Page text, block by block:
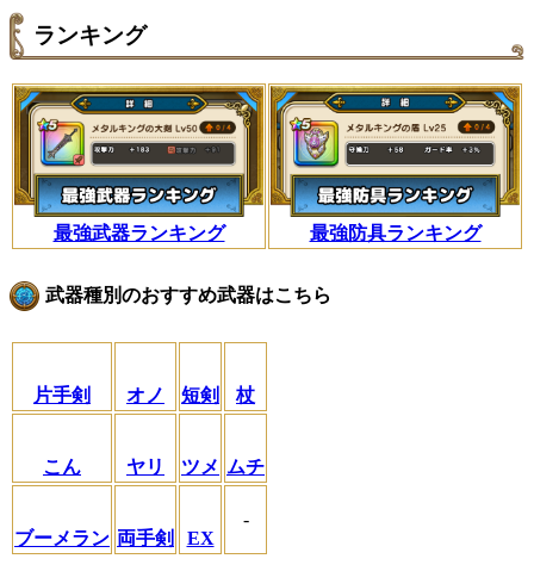
ランキング
最強武器ランキング 最強防具ランキング
武器種別のおすすめ武器はこちら
片手剣 オノ 短剣 杖
こん ヤリ ツメ ムチ
ブーメラン 両手剣 EX
-